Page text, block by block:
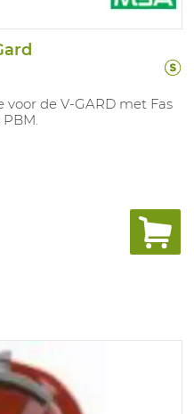
de V-GARD met Fas